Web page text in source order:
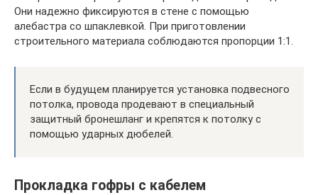
Они надежно фиксируются в стене с помощью
алебастра со шпаклевкой. При приготовлении
строительного материала соблюдаются пропорции 1:1.
Если в будущем планируется установка подвесного
потолка, провода продевают в специальный
защитный бронешланг и крепятся к потолку с
помощью ударных дюбелей.
Прокладка гофры с кабелем